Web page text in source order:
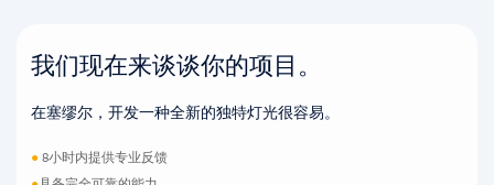
我们现在来谈谈你的项目。
在塞缪尔，开发一种全新的独特灯光很容易。
●8小时内提供专业反馈